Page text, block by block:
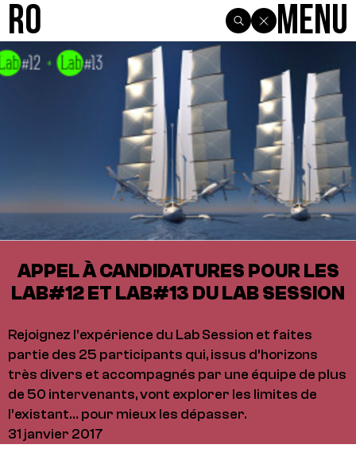
R0 Menu
APPEL À CANDIDATURES POUR LES
LAB#12 ET LAB#13 DU LAB SESSION
Rejoignez l'expérience du Lab Session et faites
partie des 25 participants qui, issus d’horizons
très divers et accompagnés par une équipe de plus
de 50 intervenants, vont explorer les limites de
l’existant… pour mieux les dépasser.
31 janvier 2017